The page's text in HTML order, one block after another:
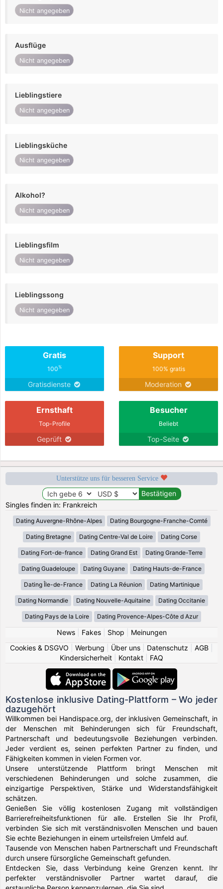
Nicht angegeben
Ausflüge
Nicht angegeben
Lieblingstiere
Nicht angegeben
Lieblingsküche
Nicht angegeben
Alkohol?
Nicht angegeben
Lieblingsfilm
Nicht angegeben
Lieblingssong
Nicht angegeben
Gratis
100%
Gratisdienste
Support
100% gratis
Moderation
Ernsthaft
Top-Profile
Geprüft
Besucher
Beliebt
Top-Seite
Unterstütze uns für besseren Service
Singles finden in: Frankreich
Dating Auvergne-Rhône-Alpes Dating Bourgogne-Franche-Comté
Dating Bretagne Dating Centre-Val de Loire Dating Corse
Dating Fort-de-france Dating Grand Est Dating Grande-Terre
Dating Guadeloupe Dating Guyane Dating Hauts-de-France
Dating Île-de-France Dating La Réunion Dating Martinique
Dating Normandie Dating Nouvelle-Aquitaine Dating Occitanie
Dating Pays de la Loire Dating Provence-Alpes-Côte d Azur
News| Fakes| Shop
Meinungen
Cookies & DSGVO
Werbung Über uns Datenschutz AGB
Kindersicherheit
Kontakt FAQ
Kostenlose inklusive Dating-Plattform – Wo jeder
dazugehört
Willkommen bei Handispace.org, der inklusiven Gemeinschaft, in
der Menschen mit Behinderungen sich für Freundschaft,
Partnerschaft und bedeutungsvolle Beziehungen verbinden.
Jeder verdient es, seinen perfekten Partner zu finden, und
Fähigkeiten kommen in vielen Formen vor.
Unsere unterstützende Plattform bringt Menschen mit
verschiedenen Behinderungen und solche zusammen, die
einzigartige Perspektiven, Stärke und Widerstandsfähigkeit
schätzen.
Genießen Sie völlig kostenlosen Zugang mit vollständigen
Barrierefreiheitsfunktionen für alle. Erstellen Sie Ihr Profil,
verbinden Sie sich mit verständnisvollen Menschen und bauen
Sie echte Beziehungen in einem urteilsfreien Umfeld auf.
Tausende von Menschen haben Partnerschaft und Freundschaft
durch unsere fürsorgliche Gemeinschaft gefunden.
Entdecken Sie, dass Verbindung keine Grenzen kennt. Ihr
perfekter verständnisvoller Partner wartet darauf, die